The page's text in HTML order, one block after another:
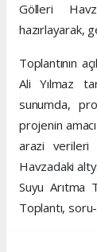
Gölleri
hazırlayarak,
Toplantının
Ali Yılmaz
sunumda,
projenin
arazi verileri
Havzadaki
Suyu Arıtma
Toplantı,